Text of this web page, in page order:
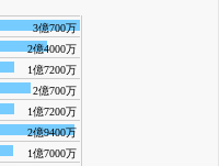
3億700万
2億4000万
1億7200万
2億700万
1億7200万
2億9400万
1億7000万